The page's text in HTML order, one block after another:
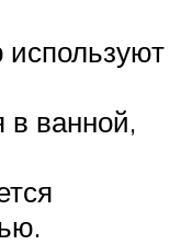
используют
в ванной,